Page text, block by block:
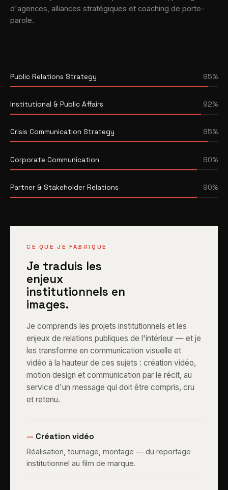
d'agences, alliances stratégiques et coaching de porte-
parole.
Public Relations Strategy 95%
Institutional & Public Affairs 92%
Crisis Communication Strategy 95%
Corporate Communication 90%
Partner & Stakeholder Relations 90%
CE QUE JE FABRIQUE
Je traduis les
enjeux
institutionnels en
images.
Je comprends les projets institutionnels et les
enjeux de relations publiques de l'intérieur — et je
les transforme en communication visuelle et
vidéo à la hauteur de ces sujets : création vidéo,
motion design et communication par le récit, au
service d'un message qui doit être compris, cru
et retenu.
— Création vidéo
Réalisation, tournage, montage — du reportage
institutionnel au film de marque.